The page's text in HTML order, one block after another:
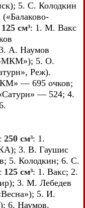
5. С. Колодкин
см³: 1. М. Вакс
А. Наумов
МКМ»); 5. О.
Реж).
— 695 очков;
— 524; 4.
см³: 1.
3. В. Гаушис
5. Колодкин; 6. С.
125 см³: 1. Вакс; 2.
3. М. Лебедев
5. И.
6. Наумов.